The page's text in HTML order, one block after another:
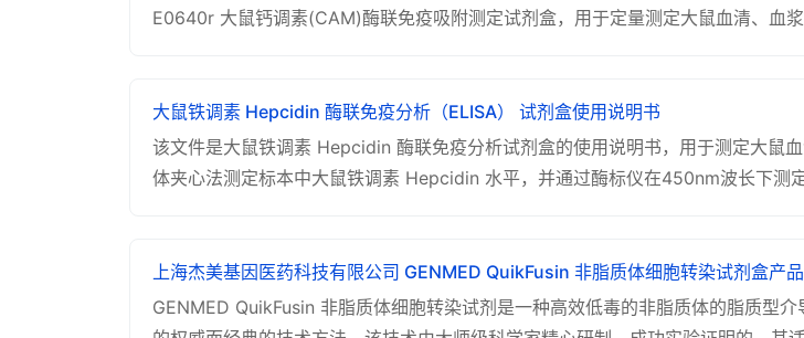
E0640r 大鼠钙调素(CAM)酶联免疫吸附测定试剂盒，用于定量测定大鼠血清、血
大鼠铁调素 Hepcidin 酶联免疫分析（ELISA） 试剂盒使用说明书
该文件是大鼠铁调素 Hepcidin 酶联免疫分析试剂盒的使用说明书，用于测定大鼠
体夹心法测定标本中大鼠铁调素 Hepcidin 水平，并通过酶标仪在450nm波长下测
上海杰美基因医药科技有限公司 GENMED QuikFusin 非脂质体细胞转染试剂盒产
GENMED QuikFusin 非脂质体细胞转染试剂是一种高效低毒的非脂质体的脂质型